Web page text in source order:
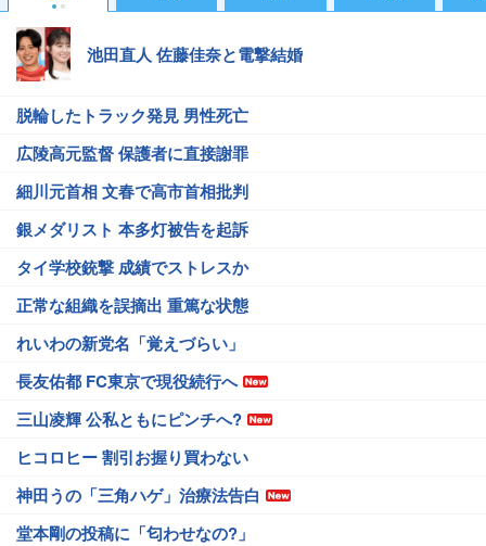
池田直人 佐藤佳奈と電撃結婚
脱輪したトラック発見 男性死亡
広陵高元監督 保護者に直接謝罪
細川元首相 文春で高市首相批判
銀メダリスト 本多灯被告を起訴
タイ学校銃撃 成績でストレスか
正常な組織を誤摘出 重篤な状態
れいわの新党名「覚えづらい」
長友佑都 FC東京で現役続行へ
三山凌輝 公私ともにピンチへ?
ヒコロヒー 割引お握り買わない
神田うの「三角ハゲ」治療法告白
堂本剛の投稿に「匂わせなの?」